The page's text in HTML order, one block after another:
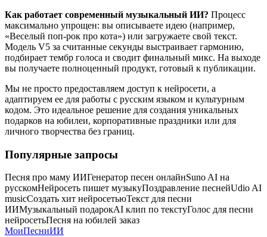
Как работает современный музыкальный ИИ? Процесс
максимально упрощен: вы описываете идею (например,
«Веселый поп-рок про кота») или загружаете свой текст.
Модель V5 за считанные секунды выстраивает гармонию,
подбирает тембр голоса и сводит финальный микс. На выходе
вы получаете полноценный продукт, готовый к публикации.
Мы не просто предоставляем доступ к нейросети, а
адаптируем ее для работы с русским языком и культурным
кодом. Это идеальное решение для создания уникальных
подарков на юбилеи, корпоративные праздники или для
личного творчества без границ.
Популярные запросы
Песня про маму ИИГенератор песен онлайнSuno AI на
русскомНейросеть пишет музыкуПоздравление песнейUdio AI
musicСоздать хит нейросетьюТекст для песни
ИИМузыкальный подарокAI клип по текстуГолос для песни
нейросетьПесня на юбилей заказ
МоиПесниИИ